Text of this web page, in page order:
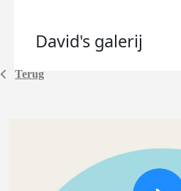
Terug
David's galerij